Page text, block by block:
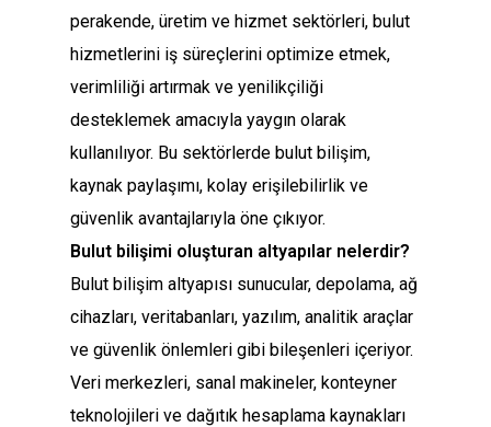
perakende, üretim ve hizmet sektörleri, bulut
hizmetlerini iş süreçlerini optimize etmek,
verimliliği artırmak ve yenilikçiliği
desteklemek amacıyla yaygın olarak
kullanılıyor. Bu sektörlerde bulut bilişim,
kaynak paylaşımı, kolay erişilebilirlik ve
güvenlik avantajlarıyla öne çıkıyor.
Bulut bilişimi oluşturan altyapılar nelerdir?
Bulut bilişim altyapısı sunucular, depolama, ağ
cihazları, veritabanları, yazılım, analitik araçlar
ve güvenlik önlemleri gibi bileşenleri içeriyor.
Veri merkezleri, sanal makineler, konteyner
teknolojileri ve dağıtık hesaplama kaynakları